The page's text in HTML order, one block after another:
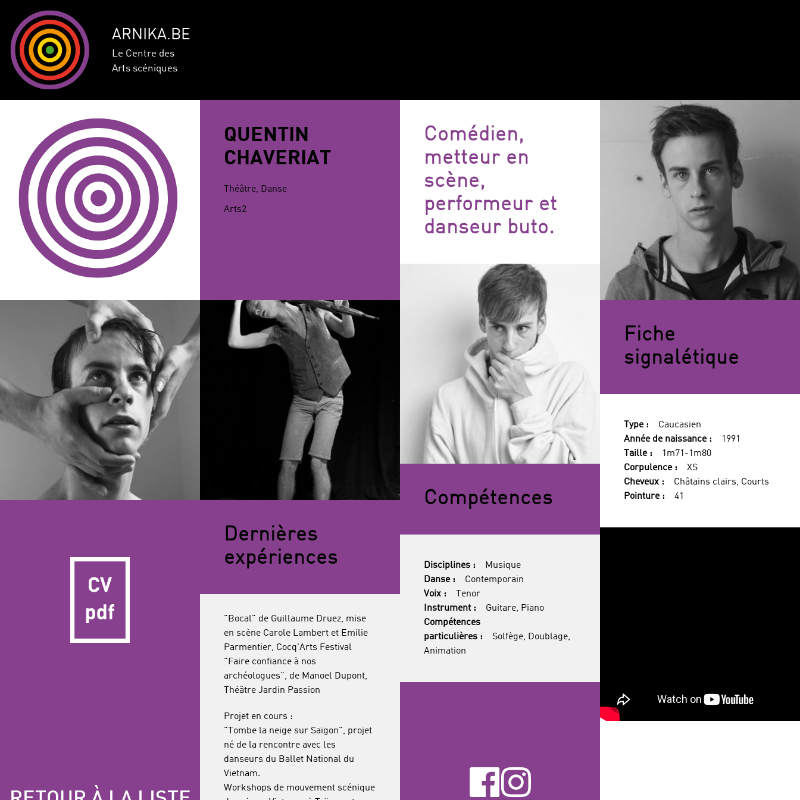
ARNIKA.BE
Le Centre des
Arts scéniques
QUENTIN
CHAVERIAT
Théâtre, Danse
Arts2
Comédien,
metteur en
scène,
performeur et
danseur buto.
Fiche
signalétique
Type :
Caucasien
Année de naissance :
1991
Taille :
1m71-1m80
Corpulence :
XS
Cheveux :
Châtains clairs, Courts
Pointure :
41
Compétences
Disciplines :
Musique
Danse :
Contemporain
Voix :
Tenor
Instrument :
Guitare, Piano
Compétences
particulières :
Solfège, Doublage,
Animation
Dernières
expériences
"Bocal" de Guillaume Druez, mise
en scène Carole Lambert et Emilie
Parmentier, Cocq'Arts Festival
"Faire confiance à nos
archéologues", de Manoel Dupont,
Théâtre Jardin Passion
Projet en cours :
"Tombe la neige sur Saïgon", projet
né de la rencontre avec les
danseurs du Ballet National du
Vietnam.
Workshops de mouvement scénique